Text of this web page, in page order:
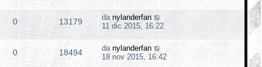
0 13179 da nylanderfan
11 dic 2015, 16:22
0 18494 da nylanderfan
18 nov 2015, 16:42